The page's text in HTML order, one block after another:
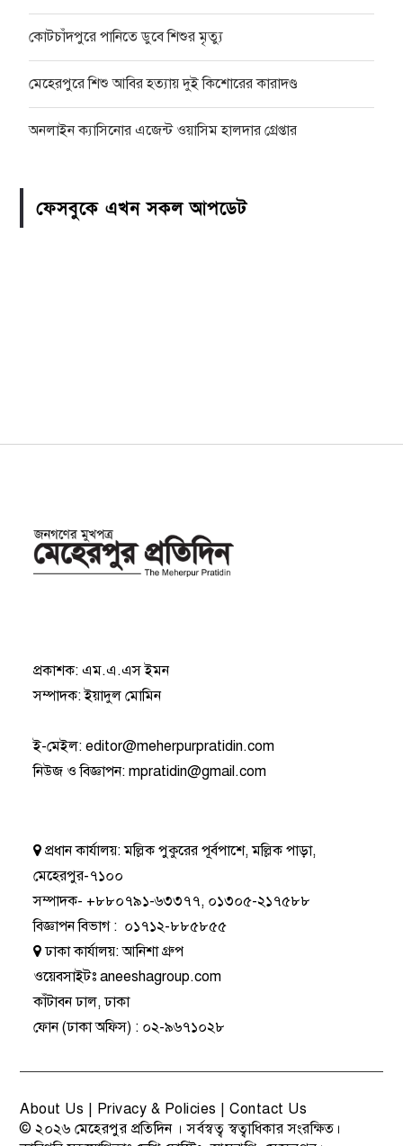
কোটচাঁদপুরে পানিতে ডুবে শিশুর মৃত্যু
মেহেরপুরে শিশু আবির হত্যায় দুই কিশোরের কারাদণ্ড
অনলাইন ক্যাসিনোর এজেন্ট ওয়াসিম হালদার গ্রেপ্তার
ফেসবুকে এখন সকল আপডেট
প্রকাশক: এম.এ.এস ইমন
সম্পাদক: ইয়াদুল মোমিন
ই-মেইল:editor@meherpurpratidin.com
নিউজ ও বিজ্ঞাপন:mpratidin@gmail.com
প্রধান কার্যালয়:মল্লিক পুকুরের পূর্বপাশে, মল্লিক পাড়া,
মেহেরপুর-৭১০০
সম্পাদক- +৮৮০৭৯১-৬৩৩৭৭, ০১৩০৫-২১৭৫৮৮
বিজ্ঞাপন বিভাগ: ০১৭১২-৮৮৫৮৫৫
ঢাকা কার্যালয়:আনিশা গ্রুপ
ওয়েবসাইটঃaneeshagroup.com
কাঁটাবন ঢাল, ঢাকা
ফোন(ঢাকা অফিস) : ০২-৯৬৭১০২৮
About Us | Privacy & Policies |Contact Us
© ২০২৬ মেহেরপুর প্রতিদিন । সর্বস্বত্ব স্বত্বাধিকার সংরক্ষিত।